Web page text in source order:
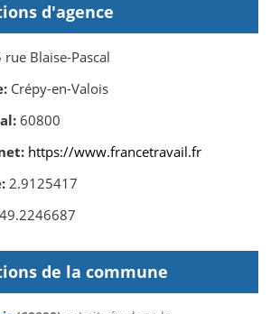
d'agence
rue Blaise-Pascal
Crépy-en-Valois
60800
https://www.francetravail.fr
2.9125417
49.2246687
de la commune